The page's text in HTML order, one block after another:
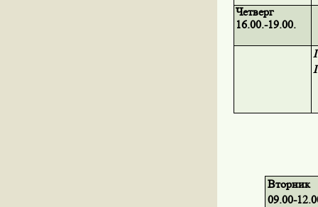
Четверг
16.00.-19.00.
Вторник
09.00-